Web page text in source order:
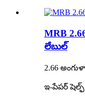
MRB
లేబుల్
2.66
ఇ-పేపర్